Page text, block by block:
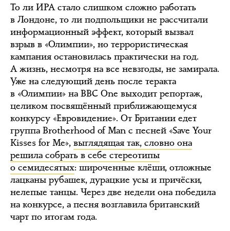
То ли ИРА стало слишком сложно работать
в Лондоне, то ли подпольщики не рассчитали
информационный эффект, который вызвал
взрыв в «Олимпии», но террористическая
кампания остановилась практически на год.
А жизнь, несмотря на все невзгоды, не замирала.
Уже на следующий день после теракта
в «Олимпии» на BBC One выходит репортаж,
целиком посвящённый приближающемуся
конкурсу «Евровидение». От Британии едет
группа Brotherhood of Man с песней «Save Your
Kisses for Me», выглядящая так, словно она
решила собрать в себе стереотипы
о семидесятых: широченные клёши, отложные
лацканы рубашек, дурацкие усы и причёски,
нелепые танцы. Через две недели она победила
на конкурсе, а песня возглавила британский
чарт по итогам года.